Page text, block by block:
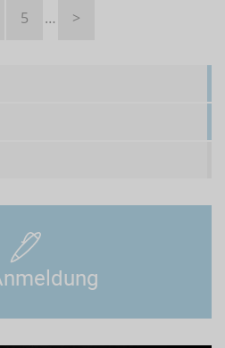
5 … >